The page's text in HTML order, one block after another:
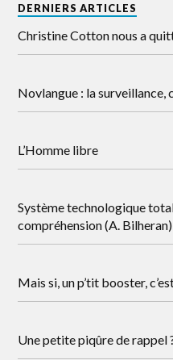
DERNIERS ARTICLES
Christine Cotton nous a
Novlangue : la surveillance,
L’Homme libre
Système technologique
compréhension (A. Bilheran)
Mais si, un p’tit booster,
Une petite piqûre de rappel